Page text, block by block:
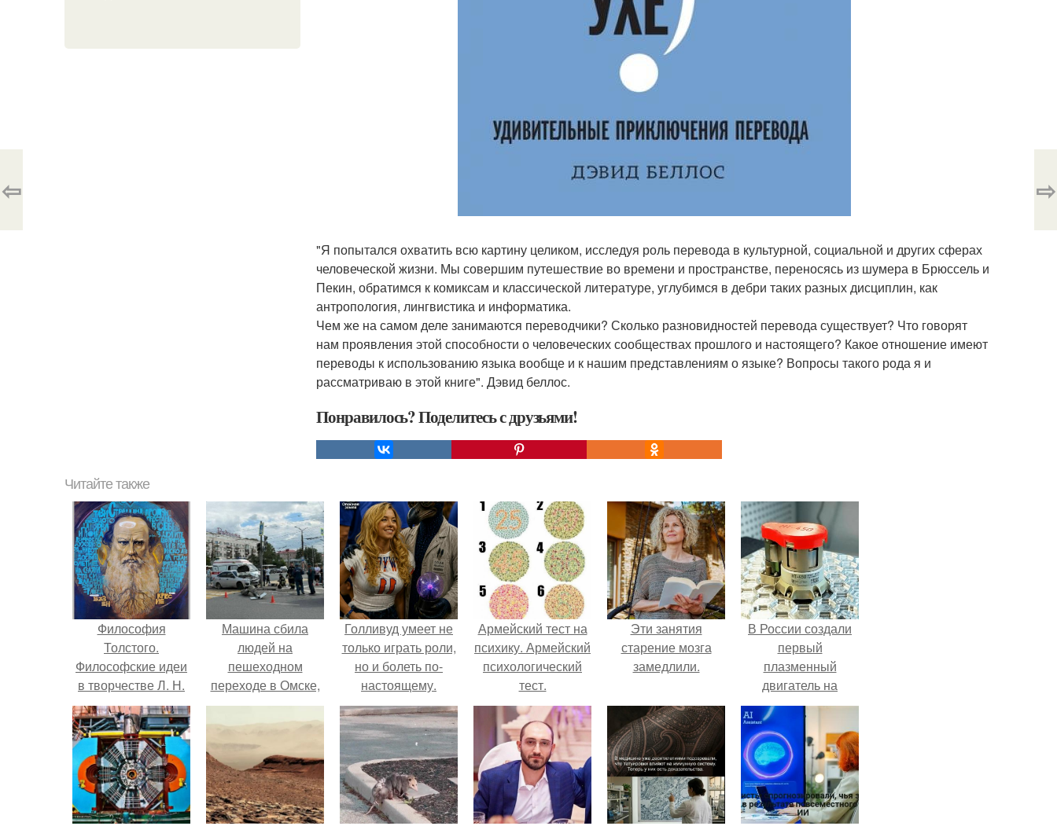
"Я попытался охватить всю картину целиком, исследуя роль перевода в культурной, социальной и других сферах
человеческой жизни. Мы совершим путешествие во времени и пространстве, переносясь из шумера в Брюссель и
Пекин, обратимся к комиксам и классической литературе, углубимся в дебри таких разных дисциплин, как
антропология, лингвистика и информатика.
Чем же на самом деле занимаются переводчики? Сколько разновидностей перевода существует? Что говорят
нам проявления этой способности о человеческих сообществах прошлого и настоящего? Какое отношение имеют
переводы к использованию языка вообще и к нашим представлениям о языке? Вопросы такого рода я и
рассматриваю в этой книге". Дэвид беллос.
Понравилось? Поделитесь с друзьями!
⇦ ⇨
Читайте также
Философия
Толстого.
Философские идеи
в творчестве Л. Н.
Толстого.
Машина сбила
людей на
пешеходном
переходе в Омске,
пострадали 8
человек.
Голливуд умеет не
только играть роли,
но и болеть по-
настоящему.
Армейский тест на
психику. Армейский
психологический
тест.
Эти занятия
старение мозга
замедлили.
В России создали
первый
плазменный
двигатель на
криптоне.